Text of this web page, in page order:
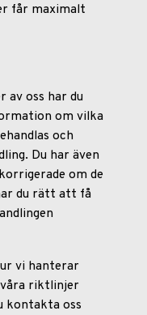
får maximalt
av oss har du
om vilka
och
Du har även
om de
du rätt att få
vi hanterar
riktlinjer
kontakta oss